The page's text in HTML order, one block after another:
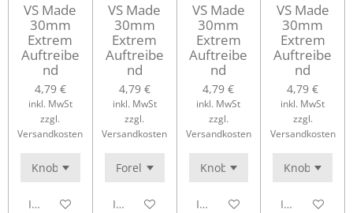
VS Made
30mm
Extrem
Auftreibe
nd
4,79 €
inkl. MwSt
zzgl.
Versandkosten
In den Warenkorb
VS Made
30mm
Extrem
Auftreibe
nd
4,79 €
inkl. MwSt
zzgl.
Versandkosten
In den Warenkorb
VS Made
30mm
Extrem
Auftreibe
nd
4,79 €
inkl. MwSt
zzgl.
Versandkosten
In den Warenkorb
VS Made
30mm
Extrem
Auftreibe
nd
4,79 €
inkl. MwSt
zzgl.
Versandkosten
In den